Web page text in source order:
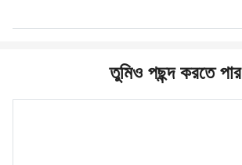
তুমিও পছন্দ করতে পার